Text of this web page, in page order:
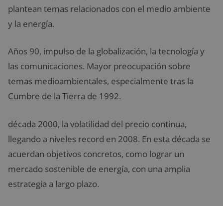
plantean temas relacionados con el medio ambiente
y la energía.
Años 90, impulso de la globalización, la tecnología y
las comunicaciones. Mayor preocupación sobre
temas medioambientales, especialmente tras la
Cumbre de la Tierra de 1992.
década 2000, la volatilidad del precio continua,
llegando a niveles record en 2008. En esta década se
acuerdan objetivos concretos, como lograr un
mercado sostenible de energía, con una amplia
estrategia a largo plazo.